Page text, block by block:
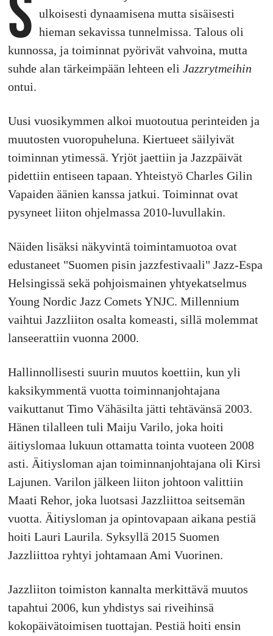
ulkoisesti dynaamisena mutta sisäisesti
hieman sekavissa tunnelmissa. Talous oli
kunnossa, ja toiminnat pyörivät vahvoina, mutta
suhde alan tärkeimpään lehteen eli Jazzrytmeihin
ontui.
Uusi vuosikymmen alkoi muotoutua perinteiden ja
muutosten vuoropuheluna. Kiertueet säilyivät
toiminnan ytimessä. Yrjöt jaettiin ja Jazzpäivät
pidettiin entiseen tapaan. Yhteistyö Charles Gilin
Vapaiden äänien kanssa jatkui. Toiminnat ovat
pysyneet liiton ohjelmassa 2010-luvullakin.
Näiden lisäksi näkyvintä toimintamuotoa ovat
edustaneet "Suomen pisin jazzfestivaali" Jazz-Espa
Helsingissä sekä pohjoismainen yhtyekatselmus
Young Nordic Jazz Comets YNJC. Millennium
vaihtui Jazzliiton osalta komeasti, sillä molemmat
lanseerattiin vuonna 2000.
Hallinnollisesti suurin muutos koettiin, kun yli
kaksikymmentä vuotta toiminnanjohtajana
vaikuttanut Timo Vähäsilta jätti tehtävänsä 2003.
Hänen tilalleen tuli Maiju Varilo, joka hoiti
äitiyslomaa lukuun ottamatta tointa vuoteen 2008
asti. Äitiysloman ajan toiminnanjohtajana oli Kirsi
Lajunen. Varilon jälkeen liiton johtoon valittiin
Maati Rehor, joka luotsasi Jazzliittoa seitsemän
vuotta. Äitiysloman ja opintovapaan aikana pestiä
hoiti Lauri Laurila. Syksyllä 2015 Suomen
Jazzliittoa ryhtyi johtamaan Ami Vuorinen.
Jazzliiton toimiston kannalta merkittävä muutos
tapahtui 2006, kun yhdistys sai riveihinsä
kokopäivätoimisen tuottajan. Pestiä hoiti ensin